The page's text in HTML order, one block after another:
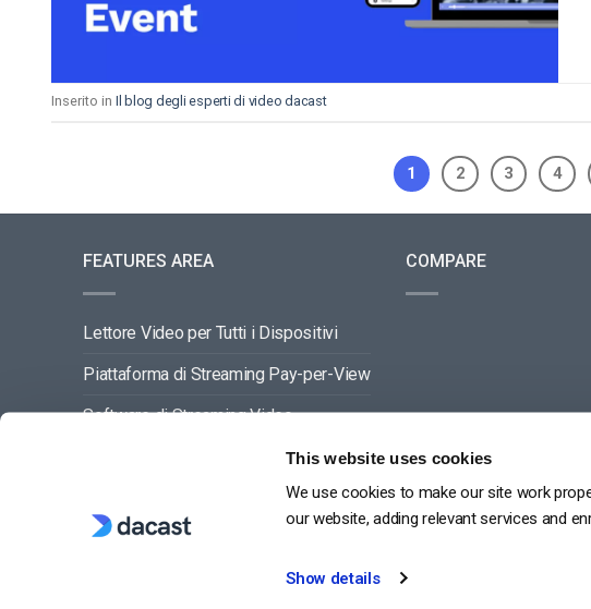
This website uses cookies
We use cookies to make our site work
our website, adding relevant services and
Show details
Inserito in Il blog degli esperti di video dacast
1 2 3 4
FEATURES AREA
Lettore Video per Tutti i Dispositivi
Piattaforma di Streaming Pay-per-View
Software di Streaming Video
Gestione dei Contenuti Video
COMPARE